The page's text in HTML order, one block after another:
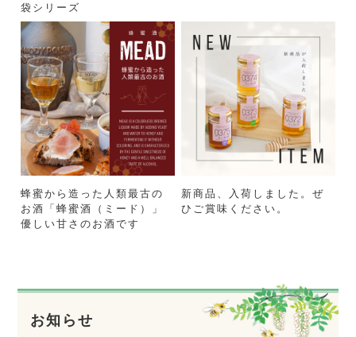
袋シリーズ
蜂蜜から造った人類最古の
お酒「蜂蜜酒（ミード）」
優しい甘さのお酒です
新商品、入荷しました。ぜ
ひご賞味ください。
お知らせ